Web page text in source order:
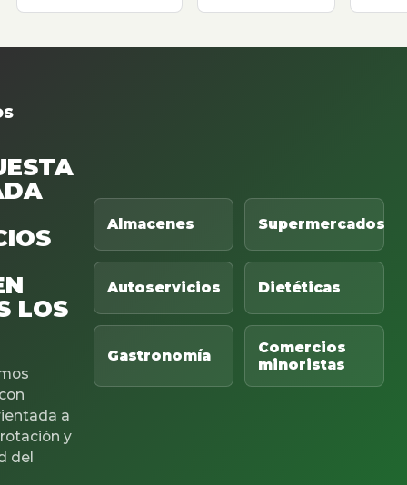
LOS
a
y
del
Almacenes Supermercados
Autoservicios Dietéticas
Gastronomía
Comercios
minoristas